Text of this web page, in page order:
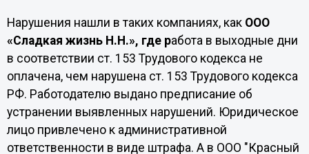
Нарушения нашли в таких компаниях, как ООО
«Сладкая жизнь Н.Н.», где работа в выходные дни
в соответствии ст. 153 Трудового кодекса не
оплачена, чем нарушена ст. 153 Трудового кодекса
РФ. Работодателю выдано предписание об
устранении выявленных нарушений. Юридическое
лицо привлечено к административной
ответственности в виде штрафа. А в ООО "Красный